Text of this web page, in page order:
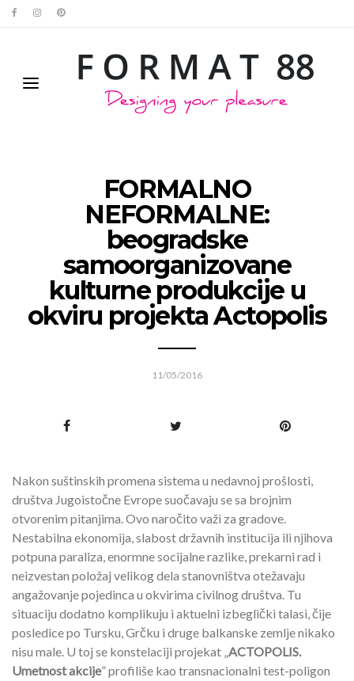
FORMALNO
NEFORMALNE:
beogradske
samoorganizovane
kulturne produkcije u
okviru projekta Actopolis
11/05/2016
Nakon suštinskih promena sistema u nedavnoj prošlosti,
društva Jugoistočne Evrope suočavaju se sa brojnim
otvorenim pitanjima. Ovo naročito važi za gradove.
Nestabilna ekonomija, slabost državnih institucija ili njihova
potpuna paraliza, enormne socijalne razlike, prekarni rad i
neizvestan položaj velikog dela stanovništva otežavaju
angažovanje pojedinca u okvirima civilnog društva. Tu
situaciju dodatno komplikuju i aktuelni izbeglički talasi, čije
posledice po Tursku, Grčku i druge balkanske zemlje nikako
nisu male. U toj se konstelaciji projekat „ACTOPOLIS.
Umetnost akcije” profiliše kao transnacionalni test-poligon